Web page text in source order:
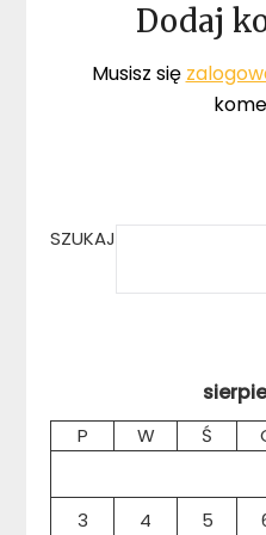
Dodaj
Musisz się
SZUKAJ
P W Ś
3
4 5